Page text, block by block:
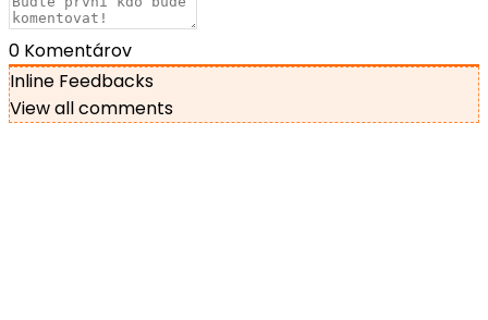
0 Komentárov
Inline Feedbacks
View all comments